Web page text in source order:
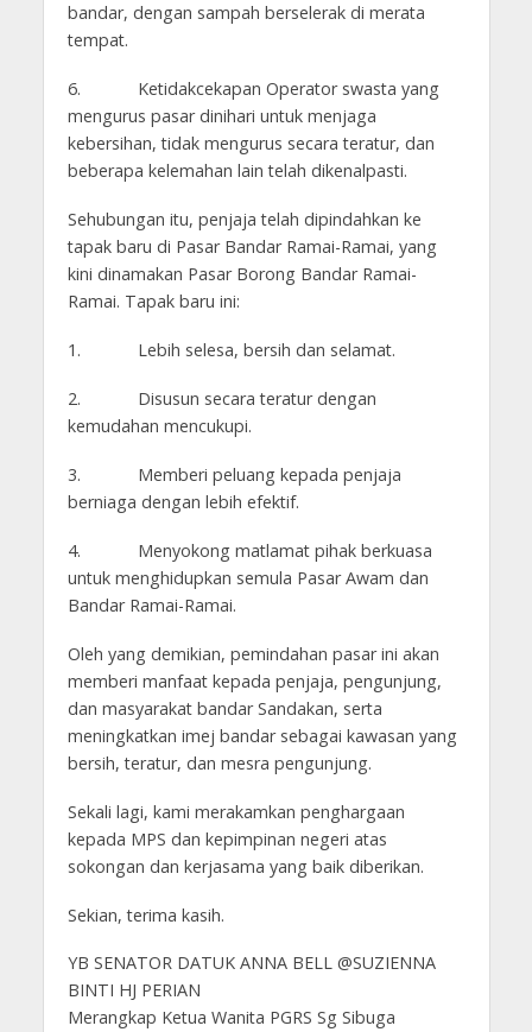
bandar, dengan sampah berselerak di merata
tempat.
6. Ketidakcekapan Operator swasta yang
mengurus pasar dinihari untuk menjaga
kebersihan, tidak mengurus secara teratur, dan
beberapa kelemahan lain telah dikenalpasti.
Sehubungan itu, penjaja telah dipindahkan ke
tapak baru di Pasar Bandar Ramai-Ramai, yang
kini dinamakan Pasar Borong Bandar Ramai-
Ramai. Tapak baru ini:
1. Lebih selesa, bersih dan selamat.
2. Disusun secara teratur dengan
kemudahan mencukupi.
3. Memberi peluang kepada penjaja
berniaga dengan lebih efektif.
4. Menyokong matlamat pihak berkuasa
untuk menghidupkan semula Pasar Awam dan
Bandar Ramai-Ramai.
Oleh yang demikian, pemindahan pasar ini akan
memberi manfaat kepada penjaja, pengunjung,
dan masyarakat bandar Sandakan, serta
meningkatkan imej bandar sebagai kawasan yang
bersih, teratur, dan mesra pengunjung.
Sekali lagi, kami merakamkan penghargaan
kepada MPS dan kepimpinan negeri atas
sokongan dan kerjasama yang baik diberikan.
Sekian, terima kasih.
YB SENATOR DATUK ANNA BELL @SUZIENNA
BINTI HJ PERIAN
Merangkap Ketua Wanita PGRS Sg Sibuga